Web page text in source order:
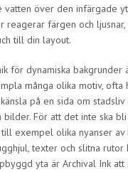
vatten över den infärgade
reagerar färgen och
till din layout.
för dynamiska bakgrunder
många olika motiv,
på en sida om
bilder. För att det inte ska
exempel olika nyanser av
texter och slitna rutor
yta är Archival Ink